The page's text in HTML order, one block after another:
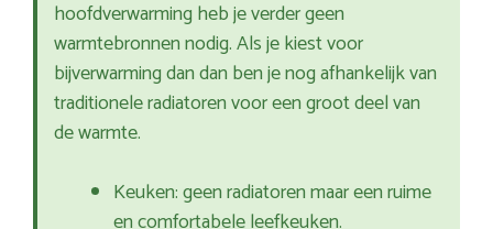
hoofdverwarming heb je verder geen
warmtebronnen nodig. Als je kiest voor
bijverwarming dan dan ben je nog afhankelijk van
traditionele radiatoren voor een groot deel van
de warmte.
Keuken: geen radiatoren maar een ruime